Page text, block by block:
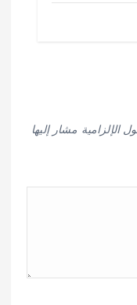
الإلزامية مشار إليها